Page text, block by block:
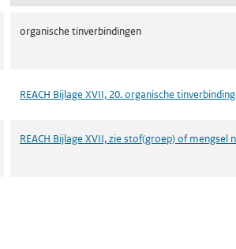
organische tinverbindingen
REACH Bijlage XVII, 20. organische
REACH Bijlage XVII, zie stof(groep) of mengsel